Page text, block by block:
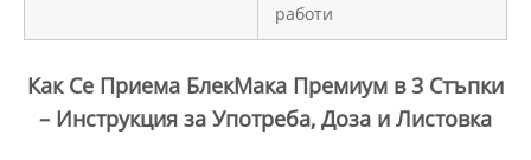
работи
Как Се Приема БлекМака Премиум в 3 Стъпки
– Инструкция за Употреба, Доза и Листовка